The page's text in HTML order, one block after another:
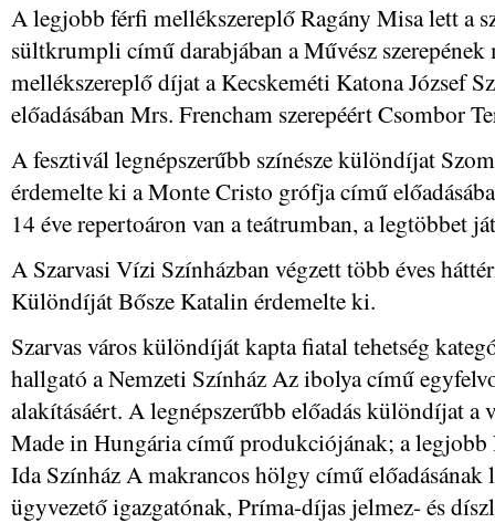
A legjobb férfi mellékszereplő Ragány Misa lett a
sültkrumpli című darabjában a Művész
mellékszereplő díjat a Kecskeméti Katona József
előadásában Mrs. Frencham szerepéért Csombor
A fesztivál legnépszerűbb színésze különdíjat
érdemelte ki a Monte Cristo grófja című
14 éve repertoáron van a teátrumban, a legtöbbet
A Szarvasi Vízi Színházban végzett több éves
Különdíját Bősze Katalin érdemelte ki.
Szarvas város különdíját kapta fiatal tehetség
hallgató a Nemzeti Színház Az ibolya című
alakításáért. A legnépszerűbb előadás különdíjat a
Made in Hungária című produkciójának; a
Ida Színház A makrancos hölgy című előadásának
ügyvezető igazgatónak, Príma-díjas jelmez- és